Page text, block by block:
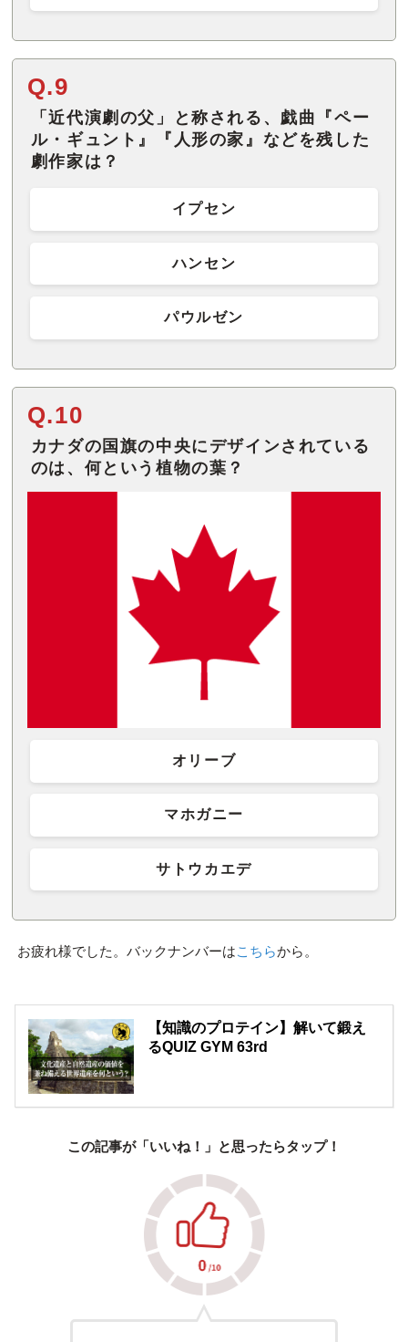
Q.9
「近代演劇の父」と称される、戯曲『ペー
ル・ギュント』『人形の家』などを残した
劇作家は？
イプセン
ハンセン
パウルゼン
Q.10
カナダの国旗の中央にデザインされている
のは、何という植物の葉？
オリーブ
マホガニー
サトウカエデ
お疲れ様でした。バックナンバーはこちらから。
【知識のプロテイン】解いて鍛え
るQUIZ GYM 63rd
この記事が「いいね！」と思ったらタップ！